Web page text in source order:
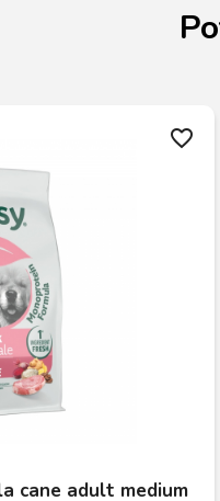
favorite_border
cane adult medium